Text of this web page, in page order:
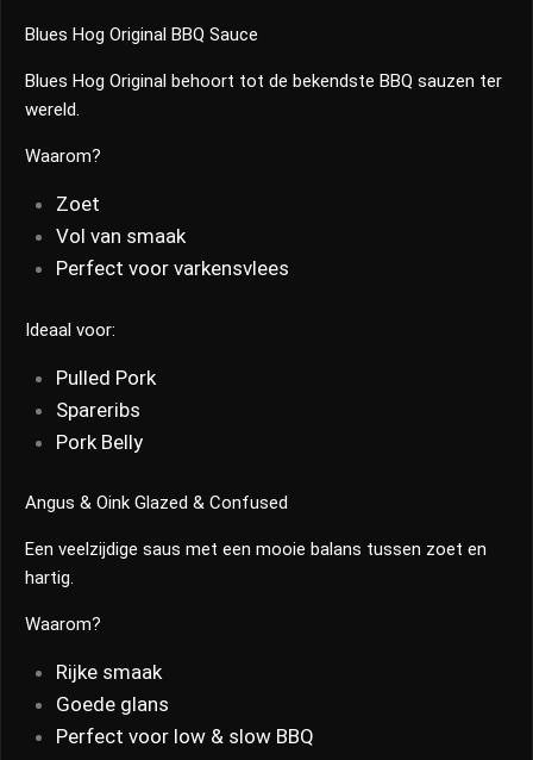
Blues Hog Original BBQ Sauce
Blues Hog Original behoort tot de bekendste BBQ sauzen ter
wereld.
Waarom?
Zoet
Vol van smaak
Perfect voor varkensvlees
Ideaal voor:
Pulled Pork
Spareribs
Pork Belly
Angus & Oink Glazed & Confused
Een veelzijdige saus met een mooie balans tussen zoet en
hartig.
Waarom?
Rijke smaak
Goede glans
Perfect voor low & slow BBQ